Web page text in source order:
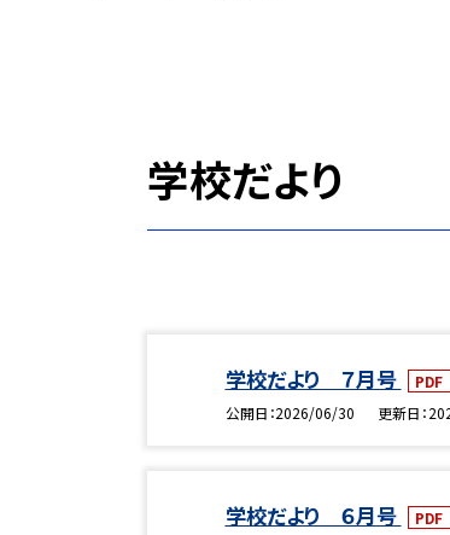
学校だより
学校だより ７月号 PDF
公開日 2026/06/30 更新日
学校だより ６月号 PDF